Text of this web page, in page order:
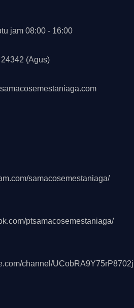
jam 08:00 - 16:00
(Agus)
samacosemestaniaga/
ptsamacosemestaniaga/
channel/